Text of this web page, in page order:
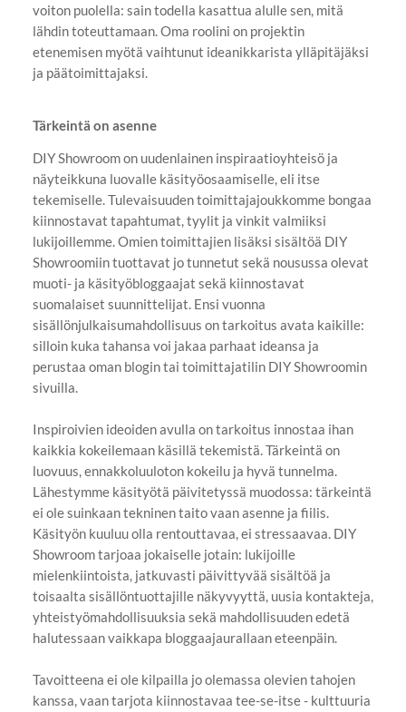
voiton puolella: sain todella kasattua alulle sen, mitä
lähdin toteuttamaan. Oma roolini on projektin
etenemisen myötä vaihtunut ideanikkarista ylläpitäjäksi
ja päätoimittajaksi.
Tärkeintä on asenne
DIY Showroom on uudenlainen inspiraatioyhteisö ja
näyteikkuna luovalle käsityöosaamiselle, eli itse
tekemiselle. Tulevaisuuden toimittajajoukkomme bongaa
kiinnostavat tapahtumat, tyylit ja vinkit valmiiksi
lukijoillemme. Omien toimittajien lisäksi sisältöä DIY
Showroomiin tuottavat jo tunnetut sekä nousussa olevat
muoti- ja käsityöbloggaajat sekä kiinnostavat
suomalaiset suunnittelijat. Ensi vuonna
sisällönjulkaisumahdollisuus on tarkoitus avata kaikille:
silloin kuka tahansa voi jakaa parhaat ideansa ja
perustaa oman blogin tai toimittajatilin DIY Showroomin
sivuilla.
Inspiroivien ideoiden avulla on tarkoitus innostaa ihan
kaikkia kokeilemaan käsillä tekemistä. Tärkeintä on
luovuus, ennakkoluuloton kokeilu ja hyvä tunnelma.
Lähestymme käsityötä päivitetyssä muodossa: tärkeintä
ei ole suinkaan tekninen taito vaan asenne ja fiilis.
Käsityön kuuluu olla rentouttavaa, ei stressaavaa. DIY
Showroom tarjoaa jokaiselle jotain: lukijoille
mielenkiintoista, jatkuvasti päivittyvää sisältöä ja
toisaalta sisällöntuottajille näkyvyyttä, uusia kontakteja,
yhteistyömahdollisuuksia sekä mahdollisuuden edetä
halutessaan vaikkapa bloggaajaurallaan eteenpäin.
Tavoitteena ei ole kilpailla jo olemassa olevien tahojen
kanssa, vaan tarjota kiinnostavaa tee-se-itse - kulttuuria